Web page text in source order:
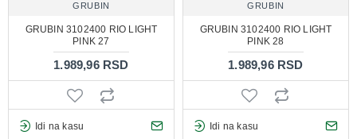
GRUBIN
GRUBIN 3102400 RIO LIGHT
PINK 27
1.989,96 RSD
Idi na kasu
GRUBIN
GRUBIN 3102400 RIO LIGHT
PINK 28
1.989,96 RSD
Idi na kasu